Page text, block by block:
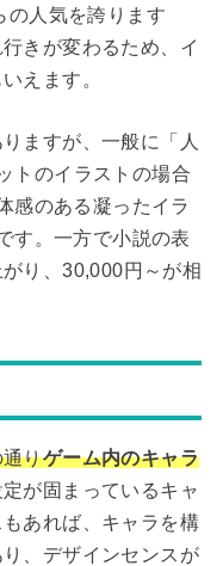
の人気を誇ります
きが変わるため、イ
えます。
ますが、一般に「人
トのイラストの場合
感のある凝ったイラ
す。一方で小説の表
り、30,000円～が相
りゲーム内のキャラ
が固まっているキャ
あれば、キャラを構
、デザインセンスが